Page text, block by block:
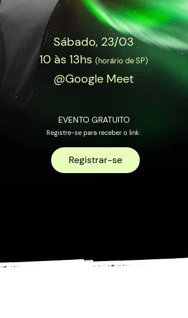
Sábado, 23/03
10 às 13hs (horário de SP)
@Google Meet
EVENTO GRATUITO
Registre-se para receber o link:
Registrar-se